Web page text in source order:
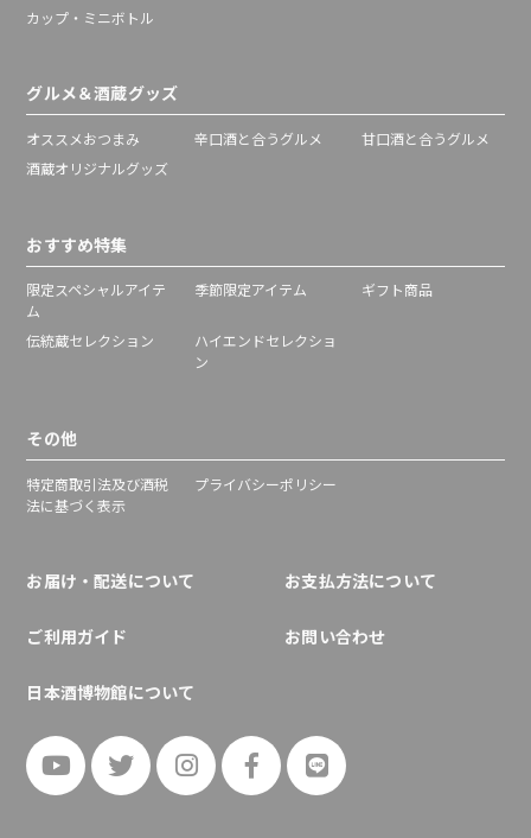
カップ・ミニボトル
グルメ＆酒蔵グッズ
オススメおつまみ 辛口酒と合うグルメ
甘口酒と合うグルメ
酒蔵オリジナルグッズ
おすすめ特集
限定スペシャルアイテ
ム
季節限定アイテム ギフト商品
伝統蔵セレクション
ハイエンドセレクショ
ン
その他
特定商取引法及び酒税
法に基づく表示
プライバシーポリシー
お届け・配送について お支払方法について
ご利用ガイド お問い合わせ
日本酒博物館について